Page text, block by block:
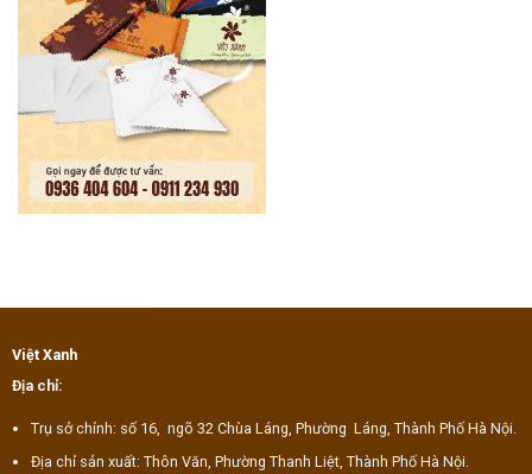
Việt Xanh
Địa chỉ:
Trụ sở chính: số 16, ngõ 32 Chùa Láng, Phường Láng, Thành Phố Hà Nội.
Địa chỉ sản xuất: Thôn Văn, Phường Thanh Liệt, Thành Phố Hà Nội.